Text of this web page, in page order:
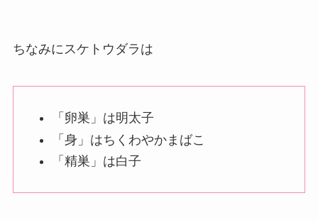
ちなみにスケトウダラは
「卵巣」は明太子
「身」はちくわやかまばこ
「精巣」は白子